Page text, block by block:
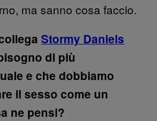
ma sanno cosa faccio.
Stormy Daniels
di più
e che dobbiamo
il sesso come un
ne pensi?